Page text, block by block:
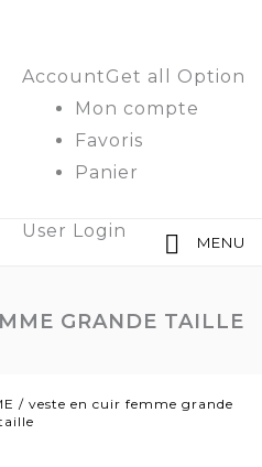
AccountGet all Option
Mon compte
Favoris
Panier
User Login
MENU
GRANDE TAILLE
/ veste en cuir femme grande